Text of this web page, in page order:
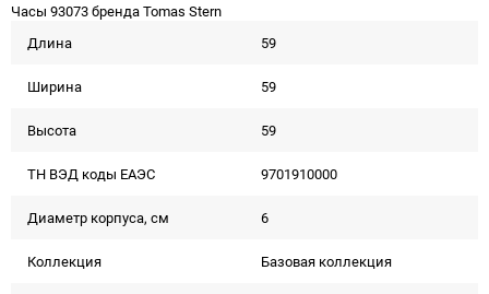
Часы 93073 бренда Tomas Stern
Длина
59
Ширина 59
Высота 59
ТН ВЭД коды ЕАЭС 9701910000
Диаметр корпуса, см 6
Коллекция Базовая коллекция